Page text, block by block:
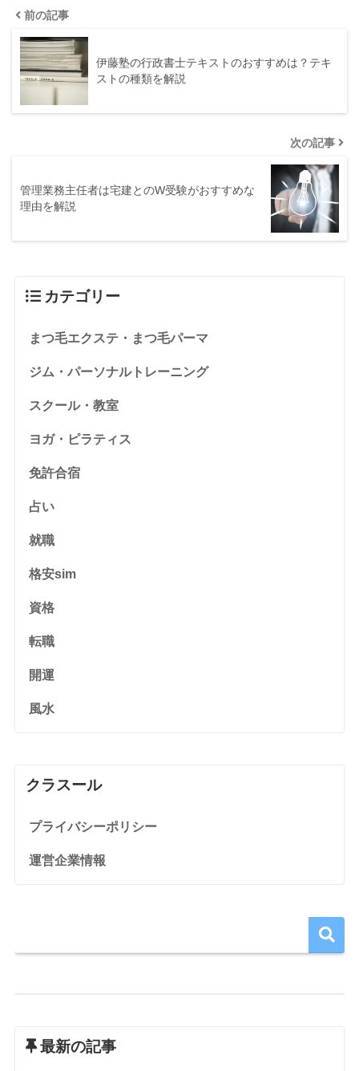
前の記事
伊藤塾の行政書士テキストのおすすめは？テキ
ストの種類を解説
次の記事
管理業務主任者は宅建とのW受験がおすすめな
理由を解説
カテゴリー
まつ毛エクステ・まつ毛パーマ
ジム・パーソナルトレーニング
スクール・教室
ヨガ・ピラティス
免許合宿
占い
就職
格安sim
資格
転職
開運
風水
クラスール
プライバシーポリシー
運営企業情報
最新の記事